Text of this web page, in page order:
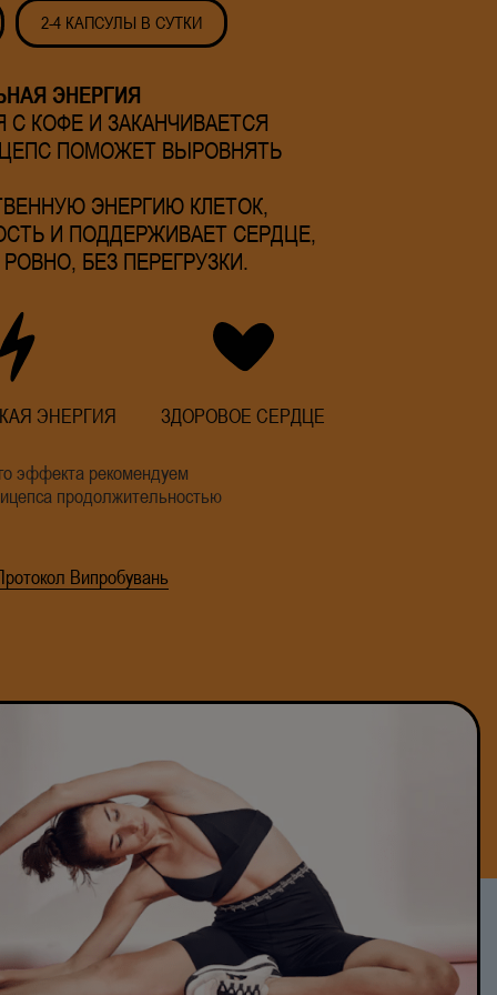
2-4 КАПСУЛЫ В СУТКИ
ЭНЕРГИЯ
С КОФЕ И ЗАКАНЧИВАЕТСЯ
ПОМОЖЕТ ВЫРОВНЯТЬ
ЭНЕРГИЮ КЛЕТОК,
И ПОДДЕРЖИВАЕТ СЕРДЦЕ,
БЕЗ ПЕРЕГРУЗКИ.
ЭНЕРГИЯ ЗДОРОВОЕ СЕРДЦЕ
эффекта рекомендуем
продолжительностью
Випробувань